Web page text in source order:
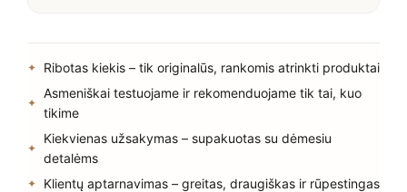
Ribotas kiekis – tik originalūs, rankomis atrinkti produktai
Asmeniškai testuojame ir rekomenduojame tik tai, kuo
tikime
Kiekvienas užsakymas – supakuotas su dėmesiu
detalėms
Klientų aptarnavimas – greitas, draugiškas ir rūpestingas